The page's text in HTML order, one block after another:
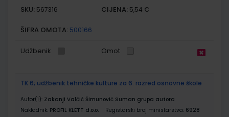
SKU: 567316 CIJENA: 5,54 €
ŠIFRA OMOTA: 500166
Udžbenik Omot
TK 6; udžbenik tehničke kulture za 6. razred osnovne škole
Autor(i): Zakanji Valčić Šimunović Suman grupa autora
Nakladnik: PROFIL KLETT d.o.o. Registarski broj ministarstva: 6928